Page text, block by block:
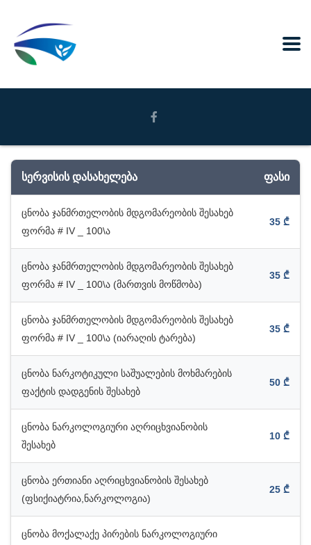
სერვისის დასახელება ფასი
ცნობა ჯანმრთელობის მდგომარეობის შესახებ
ფორმა # IV _ 100\ა
35 ₾
ცნობა ჯანმრთელობის მდგომარეობის შესახებ
ფორმა # IV _ 100\ა (მართვის მოწმობა)
35 ₾
ცნობა ჯანმრთელობის მდგომარეობის შესახებ
ფორმა # IV _ 100\ა (იარაღის ტარება)
35 ₾
ცნობა ნარკოტიკული საშუალების მოხმარების
ფაქტის დადგენის შესახებ
50 ₾
ცნობა ნარკოლოგიური აღრიცხვიანობის
შესახებ
10 ₾
ცნობა ერთიანი აღრიცხვიანობის შესახებ
(ფსიქიატრია,ნარკოლოგია)
25 ₾
ცნობა მოქალაქე პირების ნარკოლოგიური